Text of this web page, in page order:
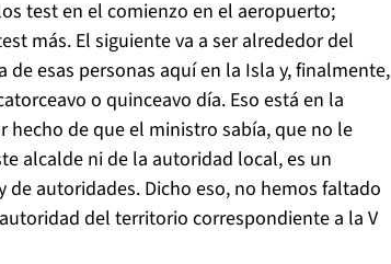
test en el comienzo en el aeropuerto;
más. El siguiente va a ser alrededor del
esas personas aquí en la Isla y, finalmente,
o quinceavo día. Eso está en la
de que el ministro sabía, que no le
alcalde ni de la autoridad local, es un
autoridades. Dicho eso, no hemos faltado
del territorio correspondiente a la V